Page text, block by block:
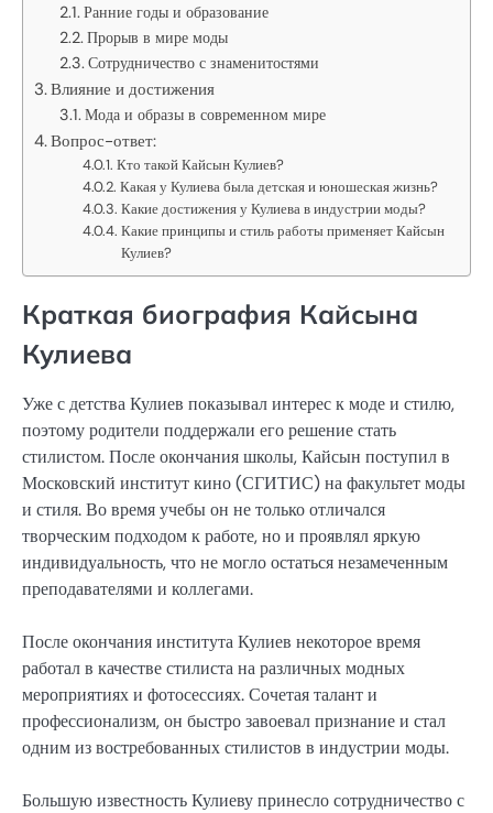
Ранние годы и образование
Прорыв в мире моды
Сотрудничество с знаменитостями
Влияние и достижения
Мода и образы в современном мире
Вопрос-ответ:
Кто такой Кайсын Кулиев?
Какая у Кулиева была детская и юношеская жизнь?
Какие достижения у Кулиева в индустрии моды?
Какие принципы и стиль работы применяет Кайсын
Кулиев?
Краткая биография Кайсына
Кулиева
Уже с детства Кулиев показывал интерес к моде и стилю,
поэтому родители поддержали его решение стать
стилистом. После окончания школы, Кайсын поступил в
Московский институт кино (СГИТИС) на факультет моды
и стиля. Во время учебы он не только отличался
творческим подходом к работе, но и проявлял яркую
индивидуальность, что не могло остаться незамеченным
преподавателями и коллегами.
После окончания института Кулиев некоторое время
работал в качестве стилиста на различных модных
мероприятиях и фотосессиях. Сочетая талант и
профессионализм, он быстро завоевал признание и стал
одним из востребованных стилистов в индустрии моды.
Большую известность Кулиеву принесло сотрудничество с